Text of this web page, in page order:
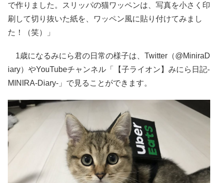
で作りました。スリッパの猫ワッペンは、写真を小さく印
刷して切り抜いた紙を、ワッペン風に貼り付けてみまし
た！（笑）」
1歳になるみにら君の日常の様子は、Twitter（@MiniraD
iary）やYouTubeチャンネル「【子ライオン】みにら日記‐
MINIRA‐Diary‐」で見ることができます。